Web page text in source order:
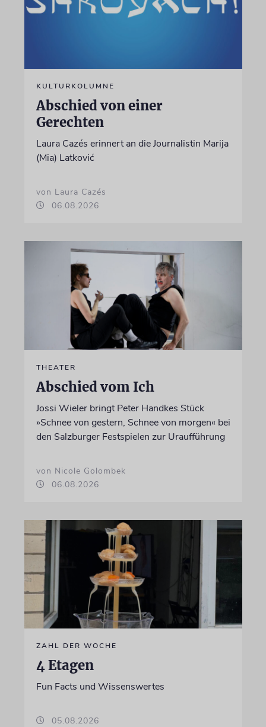
KULTURKOLUMNE
Abschied von einer
Gerechten
Laura Cazés erinnert an die Journalistin Marija
(Mia) Latković
von Laura Cazés
06.08.2026
THEATER
Abschied vom Ich
Jossi Wieler bringt Peter Handkes Stück
»Schnee von gestern, Schnee von morgen« bei
den Salzburger Festspielen zur Uraufführung
von Nicole Golombek
06.08.2026
ZAHL DER WOCHE
4 Etagen
Fun Facts und Wissenswertes
05.08.2026